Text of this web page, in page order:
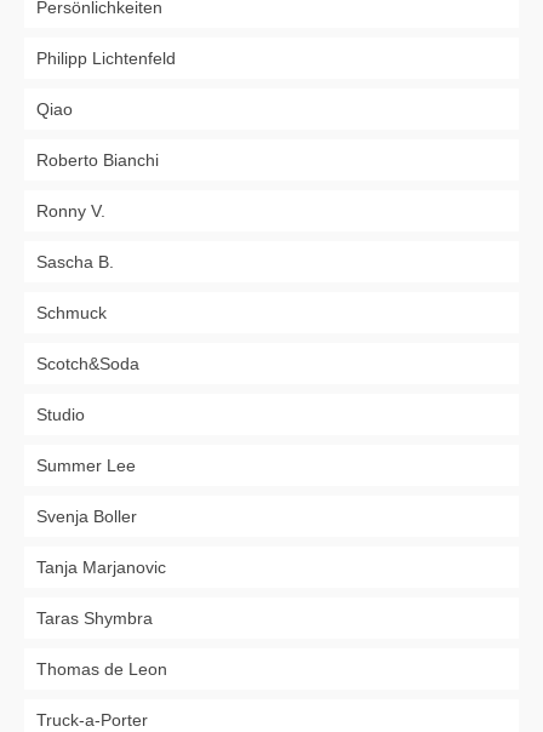
Persönlichkeiten
Philipp Lichtenfeld
Qiao
Roberto Bianchi
Ronny V.
Sascha B.
Schmuck
Scotch&Soda
Studio
Summer Lee
Svenja Boller
Tanja Marjanovic
Taras Shymbra
Thomas de Leon
Truck-a-Porter